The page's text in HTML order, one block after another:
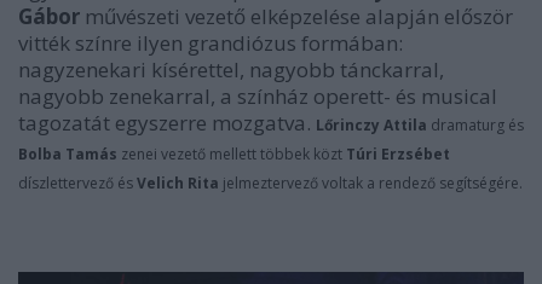
Gábor művészeti vezető elképzelése alapján először
vitték színre ilyen grandiózus formában:
nagyzenekari kísérettel, nagyobb tánckarral,
nagyobb zenekarral, a színház operett- és musical
tagozatát egyszerre mozgatva. Lőrinczy Attila dramaturg és
Bolba Tamás zenei vezető mellett többek közt Túri Erzsébet
díszlettervező ésVelich Rita jelmeztervező voltak a rendező segítségére.